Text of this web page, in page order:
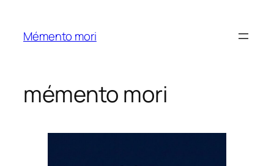
Mémento mori
mémento mori